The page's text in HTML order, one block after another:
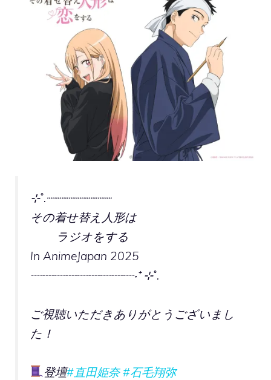
⊹˚.┈┈┈┈┈┈┈┈┈
その着せ替え人形は
ラジオをする
In AnimeJapan 2025
┈┈┈┈┈┈┈┈┈‧⁺ ⊹˚.
ご視聴いただきありがとうございまし
た！
登壇#直田姫奈 #石毛翔弥